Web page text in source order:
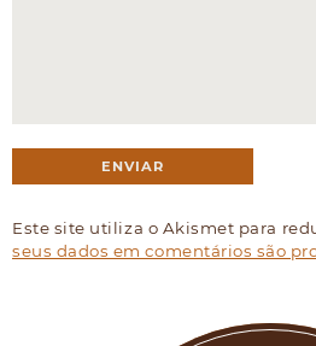
Este site utiliza o Akismet para
seus dados em comentários são